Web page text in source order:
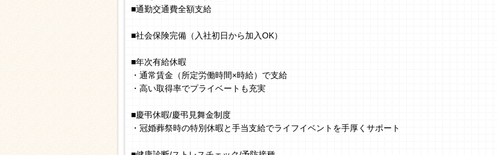
■通勤交通費全額支給
■社会保険完備（入社初日から加入OK）
■年次有給休暇
・通常賃金（所定労働時間×時給）で支給
・高い取得率でプライベートも充実
■慶弔休暇/慶弔見舞金制度
・冠婚葬祭時の特別休暇と手当支給でライフイベントを手厚くサポート